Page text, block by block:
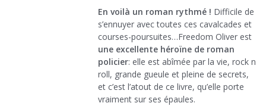
En voilà un roman rythmé ! Difficile de
s’ennuyer avec toutes ces cavalcades et
courses-poursuites…Freedom Oliver est
une excellente héroïne de roman
policier: elle est abîmée par la vie, rock n
roll, grande gueule et pleine de secrets,
et c’est l’atout de ce livre, qu’elle porte
vraiment sur ses épaules.